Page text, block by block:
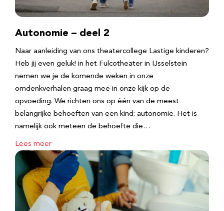
Autonomie – deel 2
Naar aanleiding van ons theatercollege Lastige kinderen?
Heb jij even geluk! in het Fulcotheater in IJsselstein
nemen we je de komende weken in onze
omdenkverhalen graag mee in onze kijk op de
opvoeding. We richten ons op één van de meest
belangrijke behoeften van een kind: autonomie. Het is
namelijk ook meteen de behoefte die…
Lees meer